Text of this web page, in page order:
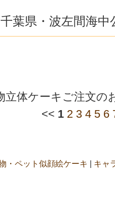
千葉県・波左間海
立体ケーキご注文
<< 1 2 3 4 5 6
・ペット似顔絵ケーキ キャ